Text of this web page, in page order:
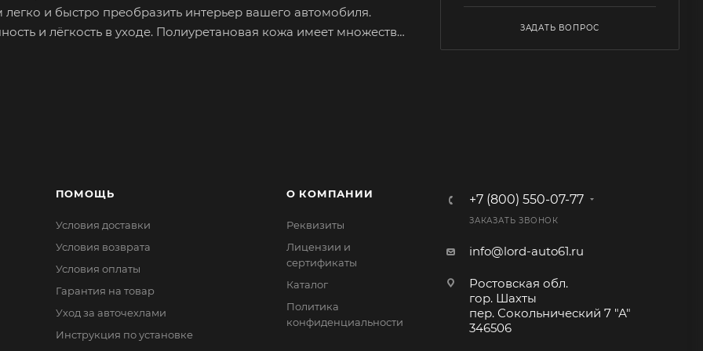
и быстро преобразить интерьер вашего автомобиля.
и лёгкость в уходе. Полиуретановая кожа имеет множество
полотно, на которое нанесено полимерное плёночное
который не пропускает воздух. Сам по себе
пластификаторы (жидкие добавки), которые придают мягкость
прочная и износостойкая, главное не подвергать ПВХ кожу
эксплуатации может превышать 5 лет.
ЗАДАТЬ ВОПРОС
ПОМОЩЬ
Условия доставки
Условия возврата
Условия оплаты
Гарантия на товар
Уход за авточехлами
Инструкция по установке
О КОМПАНИИ
Реквизиты
Лицензии и
сертификаты
Каталог
Политика
конфиденциальности
+7 (800) 550-07-77
ЗАКАЗАТЬ ЗВОНОК
info@lord-auto61.ru
Ростовская обл.
гор. Шахты
пер. Сокольнический 7 "А"
346506